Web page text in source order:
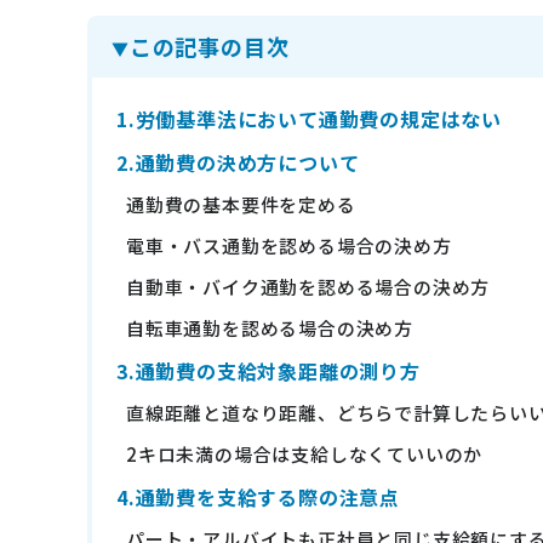
導入効果シミュレーション
お問い合わせ 料金・概要資料をDL
この記事の目次
1.労働基準法において通勤費の規定はない
2.通勤費の決め方について
通勤費の基本要件を定める
電車・バス通勤を認める場合の決め方
自動車・バイク通勤を認める場合の決め方
自転車通勤を認める場合の決め方
3.通勤費の支給対象距離の測り方
直線距離と道なり距離、どちらで計算したらい
2キロ未満の場合は支給しなくていいのか
4.通勤費を支給する際の注意点